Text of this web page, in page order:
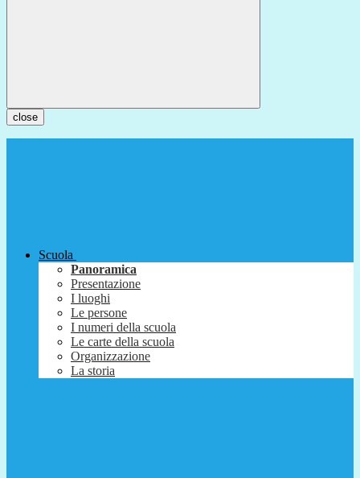
close
Scuola
Panoramica
Presentazione
I luoghi
Le persone
I numeri della scuola
Le carte della scuola
Organizzazione
La storia